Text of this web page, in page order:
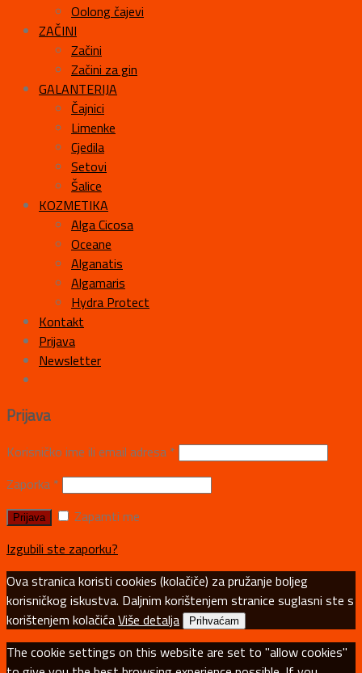
Oolong čajevi
ZAČINI
Začini
Začini za gin
GALANTERIJA
Čajnici
Limenke
Cjedila
Setovi
Šalice
KOZMETIKA
Alga Cicosa
Oceane
Alganatis
Algamaris
Hydra Protect
Kontakt
Prijava
Newsletter
Prijava
Korisničko ime ili email adresa *
Zaporka *
Zapamti me
Izgubili ste zaporku?
Ova stranica koristi cookies (kolačiče) za pružanje boljeg
korisničkog iskustva. Daljnim korištenjem stranice suglasni ste s
korištenjem kolačićaViše detalja Prihvaćam
The cookie settings on this website are set to "allow cookies"